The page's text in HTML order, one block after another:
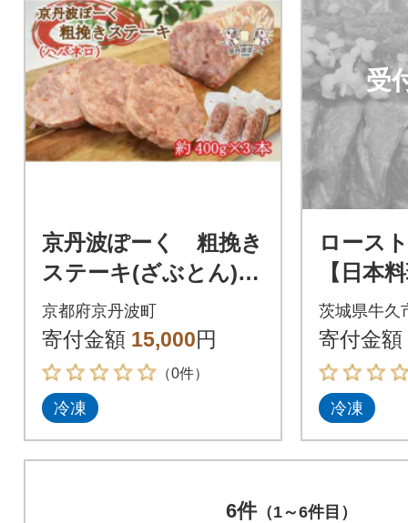
京丹波ぽーく 粗挽き
ステーキ(ざぶとん)ハ
バネロ味 3本セット
京都府京丹波町
寄付金額 15,000円
（0件）
冷凍
受
ロース
【日本
しざき】
茨城県牛久
寄付金額
冷凍
6件（1～6件目）